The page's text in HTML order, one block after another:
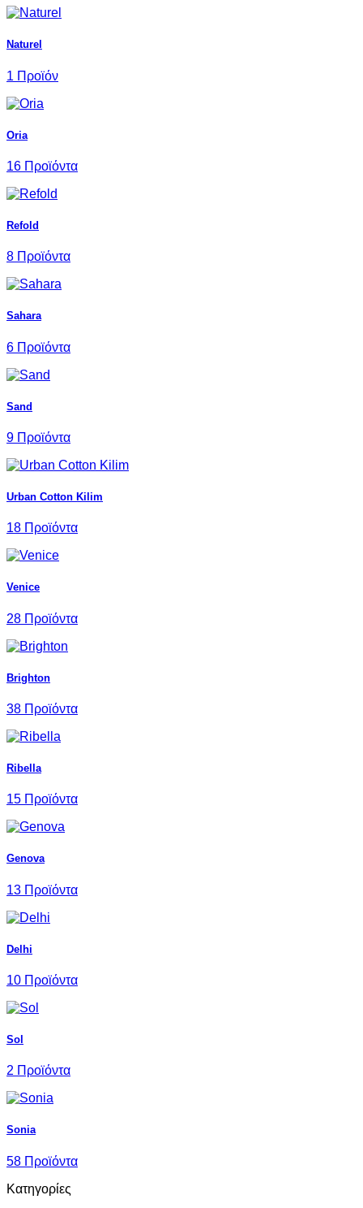
Naturel
1 Προϊόν
Oria
16 Προϊόντα
Refold
8 Προϊόντα
Sahara
6 Προϊόντα
Sand
9 Προϊόντα
Urban Cotton Kilim
18 Προϊόντα
Venice
28 Προϊόντα
Brighton
38 Προϊόντα
Ribella
15 Προϊόντα
Genova
13 Προϊόντα
Delhi
10 Προϊόντα
Sol
2 Προϊόντα
Sonia
58 Προϊόντα
Κατηγορίες